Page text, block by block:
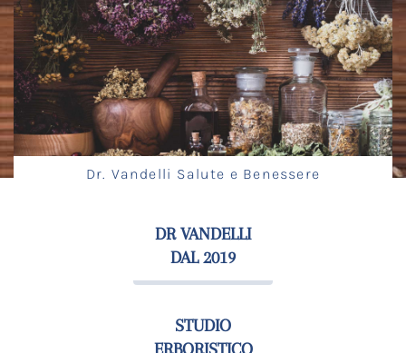
Dr. Vandelli Salute e Benessere
DR VANDELLI
DAL 2019
STUDIO